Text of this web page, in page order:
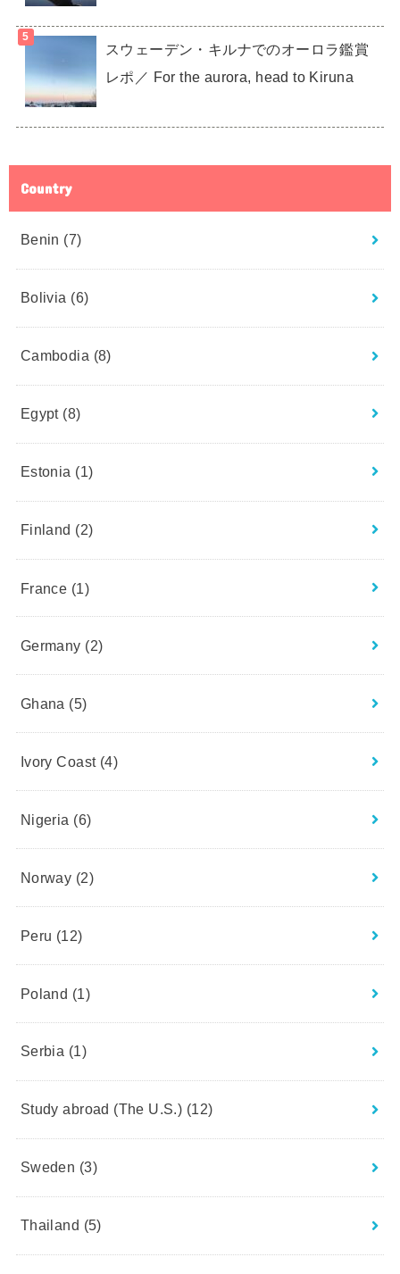
スウェーデン・キルナでのオーロラ鑑賞
レポ／ For the aurora, head to Kiruna
Country
Benin (7)
Bolivia (6)
Cambodia (8)
Egypt (8)
Estonia (1)
Finland (2)
France (1)
Germany (2)
Ghana (5)
Ivory Coast (4)
Nigeria (6)
Norway (2)
Peru (12)
Poland (1)
Serbia (1)
Study abroad (The U.S.) (12)
Sweden (3)
Thailand (5)